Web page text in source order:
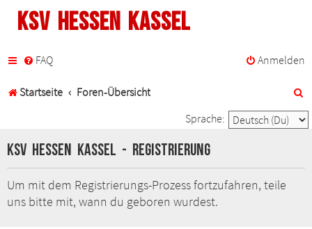
KSV Hessen Kassel
FAQ Anmelden
Startseite Foren-Übersicht
u
h
Sprache:
KSV Hessen Kassel - Registrierung
Um mit dem Registrierungs-Prozess fortzufahren, teile
uns bitte mit, wann du geboren wurdest.